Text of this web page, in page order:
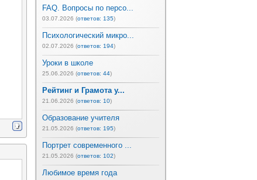
FAQ. Вопросы по персо...
03.07.2026 (ответов: 135)
Психологический микро...
02.07.2026 (ответов: 194)
Уроки в школе
25.06.2026 (ответов: 44)
Рейтинг и Грамота у...
21.06.2026 (ответов: 10)
Образование учителя
21.05.2026 (ответов: 195)
Портрет современного ...
21.05.2026 (ответов: 102)
Любимое время года